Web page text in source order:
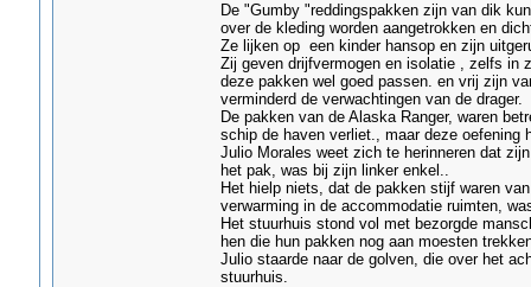
De "Gumby "reddingspakken zijn van dik
over de kleding worden aangetrokken en
Ze lijken op een kinder hansop en zijn
Zij geven drijfvermogen en isolatie , zelfs in
deze pakken wel goed passen. en vrij zijn
verminderd de verwachtingen van de drager.
De pakken van de Alaska Ranger, waren
schip de haven verliet., maar deze oefening
Julio Morales weet zich te herinneren dat
het pak, was bij zijn linker enkel..
Het hielp niets, dat de pakken stijf waren
verwarming in de accommodatie ruimten,
Het stuurhuis stond vol met bezorgde
hen die hun pakken nog aan moesten
Julio staarde naar de golven, die over het
stuurhuis.